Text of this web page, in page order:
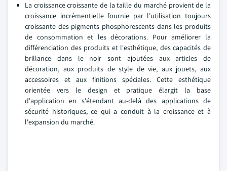
La croissance croissante de la taille du marché provient de la
croissance incrémentielle fournie par l'utilisation toujours
croissante des pigments phosphorescents dans les produits
de consommation et les décorations. Pour améliorer la
différenciation des produits et l'esthétique, des capacités de
brillance dans le noir sont ajoutées aux articles de
décoration, aux produits de style de vie, aux jouets, aux
accessoires et aux finitions spéciales. Cette esthétique
orientée vers le design et pratique élargit la base
d'application en s'étendant au-delà des applications de
sécurité historiques, ce qui a conduit à la croissance et à
l'expansion du marché.